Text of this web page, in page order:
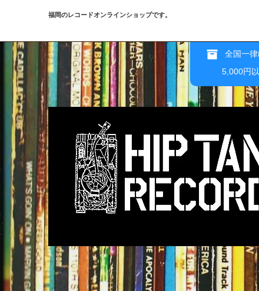
福岡のレコードオンラインショップです。
全国一
5,000円